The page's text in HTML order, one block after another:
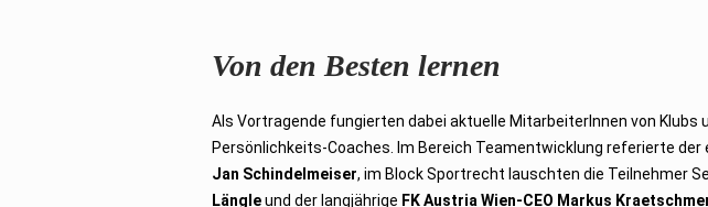
Von den Besten lernen
Als Vortragende fungierten dabei aktuelle MitarbeiterInnen von
Persönlichkeits-Coaches. Im Bereich Teamentwicklung referierte
Jan Schindelmeiser, im Block Sportrecht lauschten die Teilnehmer
Längleund der langjährige FK Austria Wien-CEO Markus